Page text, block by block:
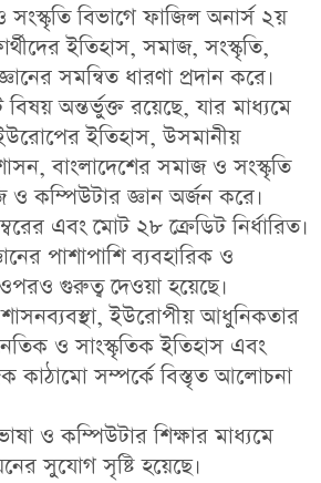
বিভাগে ফাজিল অনার্স ২য়
ইতিহাস, সমাজ, সংস্কৃতি,
সমন্বিত ধারণাপ্রদান করে।
বিষয়অন্তর্ভুক্ত রয়েছে, যার মাধ্যমে
ইতিহাস, উসমানীয়
বাংলাদেশের সমাজ ও সংস্কৃতি
কম্পিউটার জ্ঞানঅর্জন করে।
এবং মোট ২৮ ক্রেডিটনির্ধারিত।
পাশাপাশি ব্যবহারিক ও
ওপরও গুরুত্বদেওয়া হয়েছে।
ইউরোপীয় আধুনিকতার
ও সাংস্কৃতিক ইতিহাস এবং
কাঠামোসম্পর্কে বিস্তৃত আলোচনা
ও কম্পিউটার শিক্ষার মাধ্যমে
সুযোগসৃষ্টি হয়েছে।